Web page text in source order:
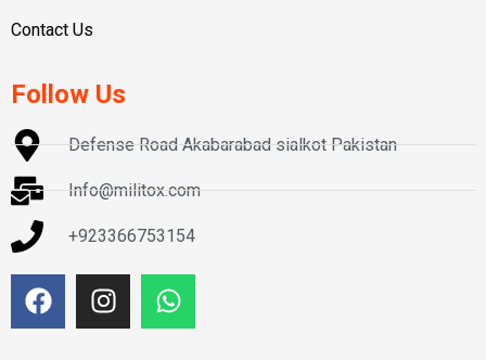
Contact Us
Follow Us
Defense Road Akabarabad sialkot Pakistan
Info@militox.com
+923366753154